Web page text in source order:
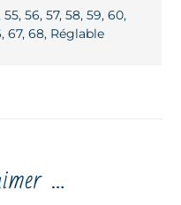
55, 56, 57, 58, 59, 60,
67, 68, Réglable
…